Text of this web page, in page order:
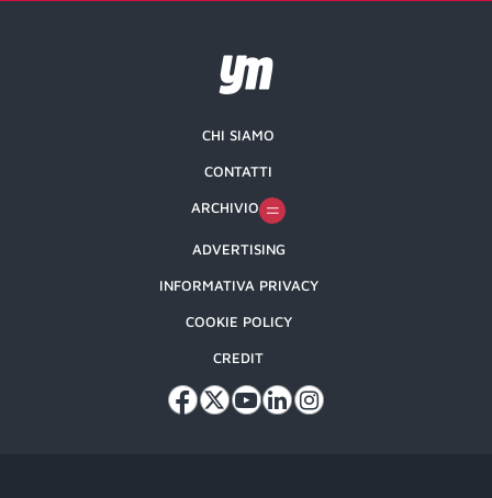
CHI SIAMO
CONTATTI
ARCHIVIO
ADVERTISING
INFORMATIVA PRIVACY
COOKIE POLICY
CREDIT